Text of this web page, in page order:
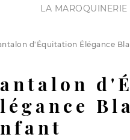
LA MAROQUINERIE
d'Équitation Élégance